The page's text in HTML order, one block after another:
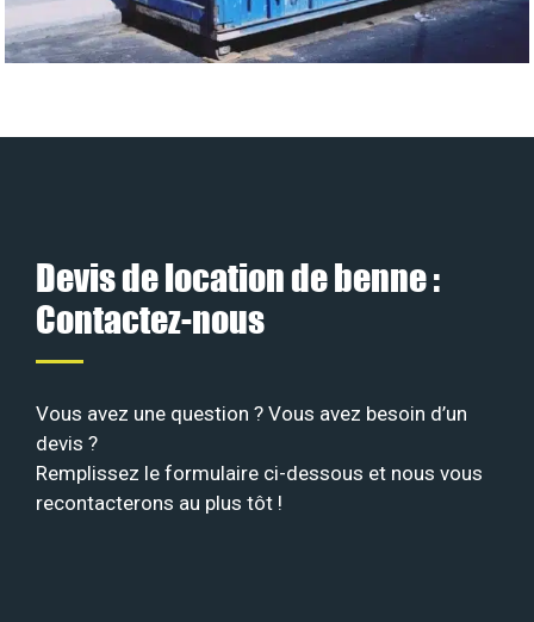
Devis de location de benne :
Contactez-nous
Vous avez une question ? Vous avez besoin d’un
devis ?
Remplissez le formulaire ci-dessous et nous vous
recontacterons au plus tôt !